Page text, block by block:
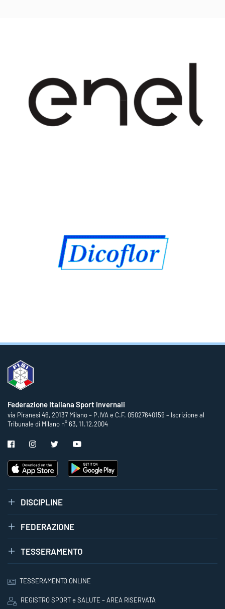
Federazione Italiana Sport Invernali
via Piranesi 46, 20137 Milano – P.IVA e C.F. 05027640159 – Iscrizione al
Tribunale di Milano n° 63, 11.12.2004
DISCIPLINE
FEDERAZIONE
TESSERAMENTO
TESSERAMENTO ONLINE
REGISTRO SPORT e SALUTE – AREA RISERVATA